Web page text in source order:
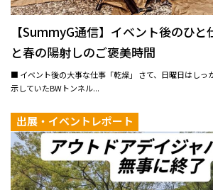
【SummyG通信】イベント後のひ
と春の陽射しのご褒美時間
■ イベント後の大事な仕事「乾燥」 さて、日曜日はしっ
示していたBWトンネル...
出展・イベントレポート